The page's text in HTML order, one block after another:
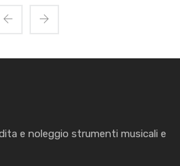
e noleggio strumenti musicali e